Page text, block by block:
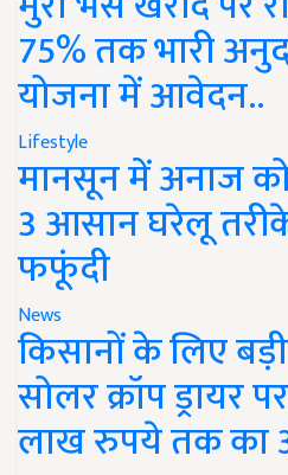
75% तक भारी
योजना में आवेदन..
Lifestyle
मानसून में अनाज
3 आसान घरेलू
फफूंदी
News
किसानों के लिए
सोलर क्रॉप ड्रायर
लाख रुपये तक का